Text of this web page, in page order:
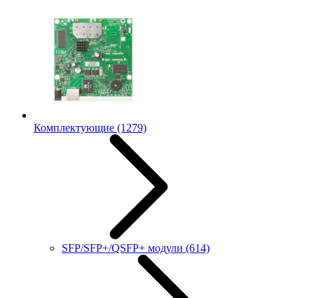
Комплектующие (1279)
SFP/SFP+/QSFP+ модули (614)